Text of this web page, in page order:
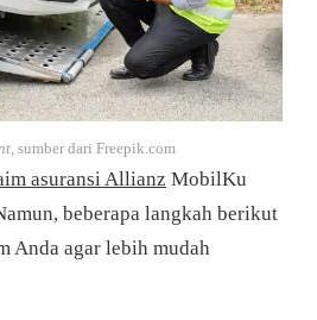
, sumber dari Freepik.com
asuransi Allianz MobilKu
beberapa langkah berikut
Anda agar lebih mudah